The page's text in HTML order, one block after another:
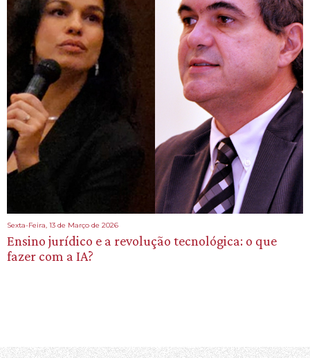
Sexta-Feira, 13 de Março de 2026
Ensino jurídico e a revolução tecnológica: o que
fazer com a IA?